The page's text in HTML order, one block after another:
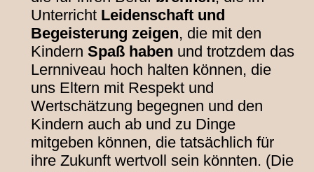
Unterricht Leidenschaft und
Begeisterung zeigen, die mit den
KindernSpaß haben und trotzdem das
Lernniveau hoch halten können, die
uns Eltern mit Respekt und
Wertschätzung begegnen und den
Kindern auch ab und zu Dinge
mitgeben können, die tatsächlich für
ihre Zukunft wertvoll sein könnten. (Die